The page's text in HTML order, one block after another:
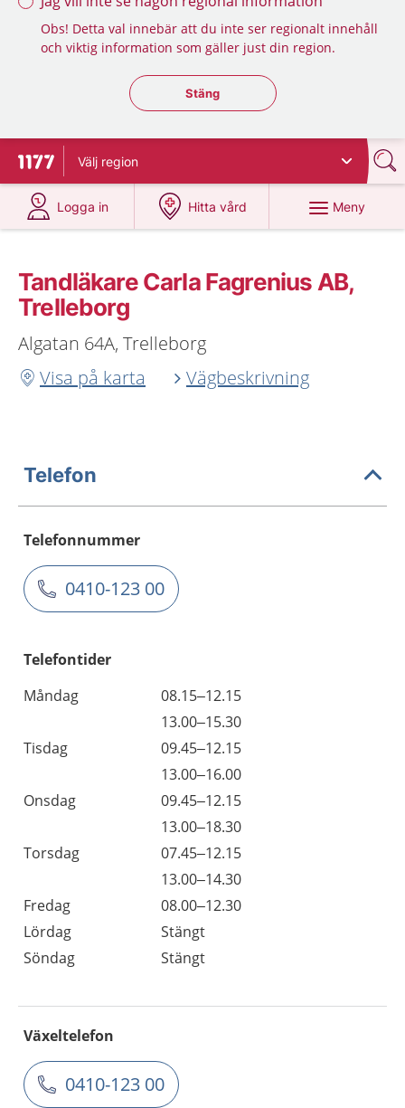
Obs! Detta val innebär att du inte ser regionalt innehåll
och viktig information som gäller just din region.
Stäng regionsväljaren
Stäng
Till startsidan för 1177
Välj region
Logga in
på 1177.se
Hitta vård
på 1177.se
Meny
Tandläkare Carla Fagrenius AB,
Trelleborg
Algatan 64A, Trelleborg
Visa på karta
Vägbeskrivning
Telefon
Telefonnummer
0410-123 00
Telefontider
Måndag
08.15–12.15
13.00–15.30
Tisdag
09.45–12.15
13.00–16.00
Onsdag
09.45–12.15
13.00–18.30
Torsdag
07.45–12.15
13.00–14.30
Fredag
08.00–12.30
Lördag
Stängt
Söndag
Stängt
Växeltelefon
0410-123 00